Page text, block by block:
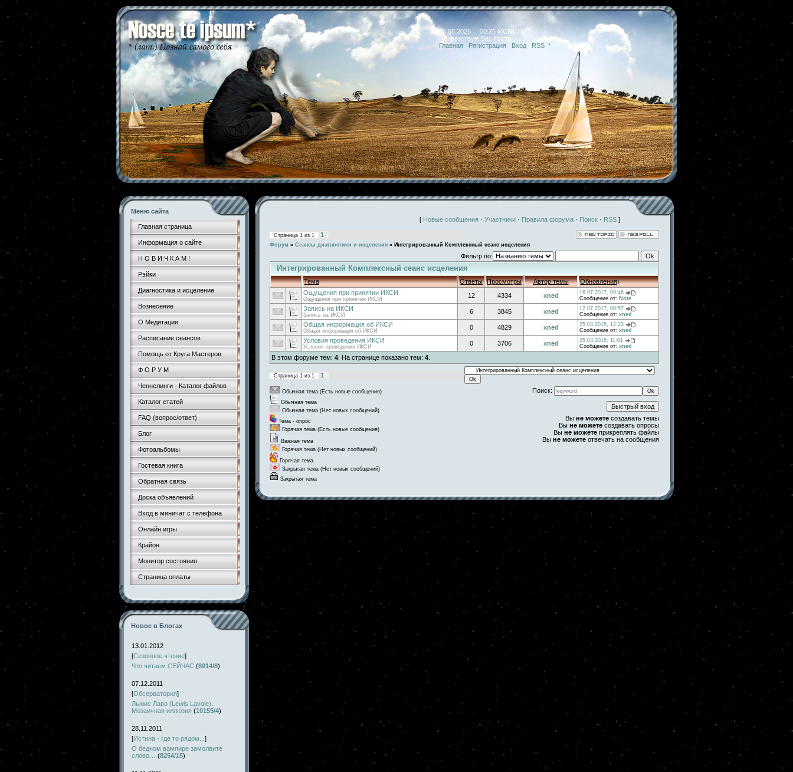
08.08.2026 00:25 МСК/СПБ
Приветствую Вас Гость
Главная | Регистрация | Вход RSS *
Меню сайта
Главная страница
Информация о сайте
Н О В И Ч К А М !
Рэйки
Диагностика и исцеление
Вознесение
О Медитации
Расписание сеансов
Помощь от Круга Мастеров
Ф О Р У М
Ченнелинги - Каталог файлов
Каталог статей
FAQ (вопрос/ответ)
Блог
Фотоальбомы
Гостевая книга
Обратная связь
Доска объявлений
Вход в миничат с телефона
Онлайн игры
Крайон
Монитор состояния
Страница оплаты
Новое в Блогах
13.01.2012
[Сезонное чтение]
Что читаем СЕЙЧАС (8014/8)
07.12.2011
[Обсерватория]
Льюис Лаво (Lewis Lavoie).
Мозаичная иллюзия (10155/4)
28.11.2011
[Истина - где то рядом... ]
О бедном вампире замолвите
слово…
(8254/15)
[ Новые сообщения · Участники · Правила форума · Поиск · RSS ]
Страница 1 из 1 1
Форум » Сеансы диагностики и исцеления » Интегрированный Комплексный сеанс исцеления
Фильтр по:
Интегрированный Комплексный сеанс исцеления
Тема Ответы Просмотры Автор темы Обновления↓
Ощущения при принятии ИКСИ
Ощущения при принятии ИКСИ 12 4334 xned
16.07.2017, 09:46
Сообщение от: Note
Запись на ИКСИ
Запись на ИКСИ 6 3845 xned
12.07.2017, 00:57
Сообщение от: xned
Общая информация об ИКСИ
Общая информация об ИКСИ 0 4829 xned
25.03.2015, 12:23
Сообщение от: xned
Условия проведения ИКСИ
Условия проведения ИКСИ 0 3706 xned
25.03.2015, 11:01
Сообщение от: xned
В этом форуме тем: 4 . На странице показано тем: 4
Страница 1 из 1 1
Обычная тема (Есть новые сообщения)
Обычная тема
Обычная тема (Нет новых сообщений)
Тема - опрос
Горячая тема (Есть новые сообщения)
Важная тема
Горячая тема (Нет новых сообщений)
Горячая тема
Закрытая тема (Нет новых сообщений)
Закрытая тема
Поиск:
Вы не можете создавать темы
Вы не можете создавать опросы
Вы не можете прикреплять файлы
Вы не можете отвечать на сообщения